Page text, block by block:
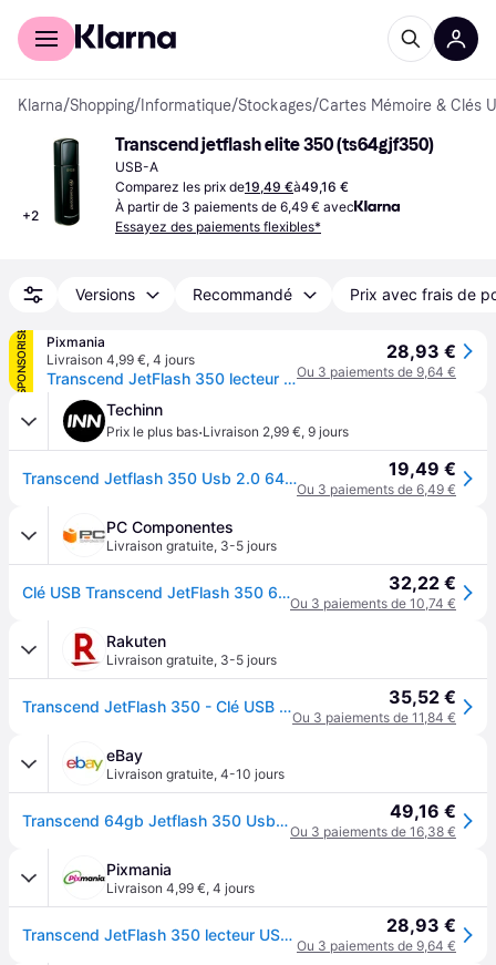
Acheter avec Klarna
Klarna/Shopping/ Informatique/Stockages/Cartes Mémoire & Clés
+2
Transcend jetflash elite 350 (ts64gjf350)
USB-A
Comparez les prix de19,49 €à49,16 €
À partir de 3 paiements de 6,49 € avec
Essayez des paiements flexibles*
Versions Recommandé Prix avec frais de
SPONSORISÉ
Pixmania
Livraison 4,99 €, 4 jours
Transcend JetFlash 350 lecteur USB flash 64 Go USB Type-A 2.0 Noir - Neuf
28,93 €
Ou 3 paiements de 9,64 €
Techinn
Prix le plus bas·Livraison 2,99 €, 9 jours
Transcend Jetflash 350 Usb 2.0 64gb Pendrive Noir 19,49 €
Ou 3 paiements de 6,49 €
PC Componentes
Livraison gratuite, 3-5 jours
Clé USB Transcend JetFlash 350 64GB USB 2.0 noire 32,22 €
Ou 3 paiements de 10,74 €
Rakuten
Livraison gratuite, 3-5 jours
Transcend JetFlash 350 - Clé USB - 64 Go - USB 2.0 - noir 35,52 €
Ou 3 paiements de 11,84 €
eBay
Livraison gratuite, 4-10 jours
Transcend 64gb Jetflash 350 Usb 2.0 Usb Stick Ts64gjf350 49,16 €
Ou 3 paiements de 16,38 €
Pixmania
Livraison 4,99 €, 4 jours
Transcend JetFlash 350 lecteur USB flash 64 Go USB Type-A 2.0 Noir - Neuf 28,93 €
Ou 3 paiements de 9,64 €